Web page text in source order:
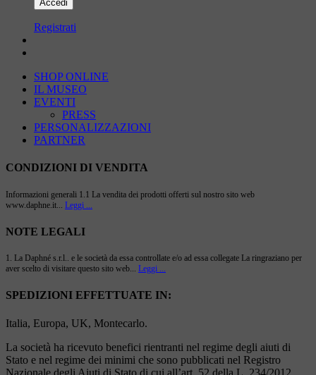
Registrati
SHOP ONLINE
IL MUSEO
EVENTI
PRESS
PERSONALIZZAZIONI
PARTNER
CONDIZIONI DI VENDITA
Informazioni generali 1.1 La vendita dei prodotti offerti sul nostro sito web
www.daphne.it... Leggi ...
NOTE LEGALI
1. La Daphné s.r.l.. e le società da essa controllate e/o ad essa collegate La ringraziano per
aver scelto di visitare questo sito web... Leggi ...
SPEDIZIONI EFFETTUATE IN:
Italia, Europa, UK, Montecarlo.
La società ha ricevuto benefici rientranti nel regime degli aiuti di
Stato e nel regime dei minimi che sono pubblicati nel Registro
Nazionale degli Aiuti di Stato di cui all’art. 52 della L. 234/2012.